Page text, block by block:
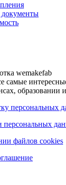
wemakefab
самые
образовании
персональных
персональных
файлов cookies